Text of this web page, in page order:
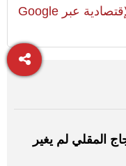
المستجدات السياسية والإقتصادية عبر Google
المقلي لم يغير